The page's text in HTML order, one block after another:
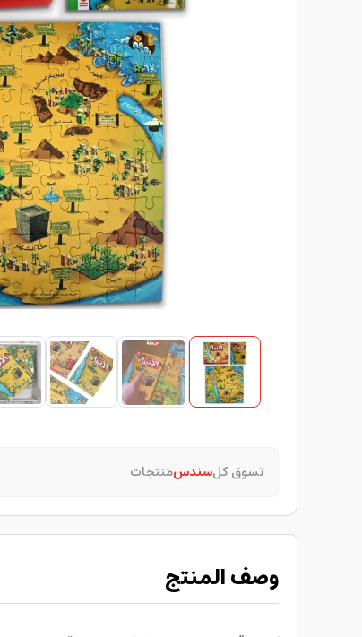
تسوق كلسندسمنتجات
وصف المنتج